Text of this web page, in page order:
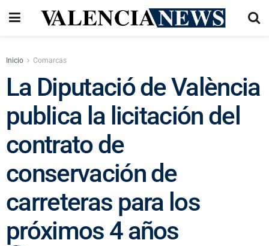
Inicio Comarcas
La Diputació de València
publica la licitación del
contrato de
conservación de
carreteras para los
próximos 4 años